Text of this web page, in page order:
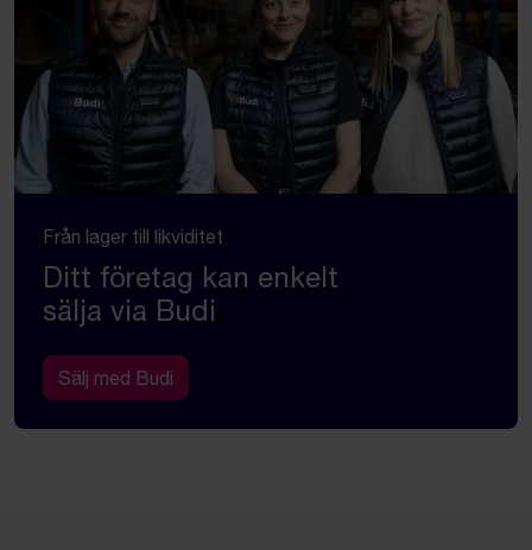
Från lager till likviditet
Ditt företag kan enkelt
sälja via Budi
Sälj med Budi